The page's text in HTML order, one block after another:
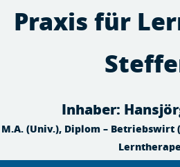
InhaltPraxis für
Inhaber:
M.A. (Univ.), Diplom – Betriebswirt